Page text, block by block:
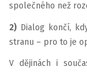
společného než
2) Dialog končí,
stranu – pro to je
V dějinách i